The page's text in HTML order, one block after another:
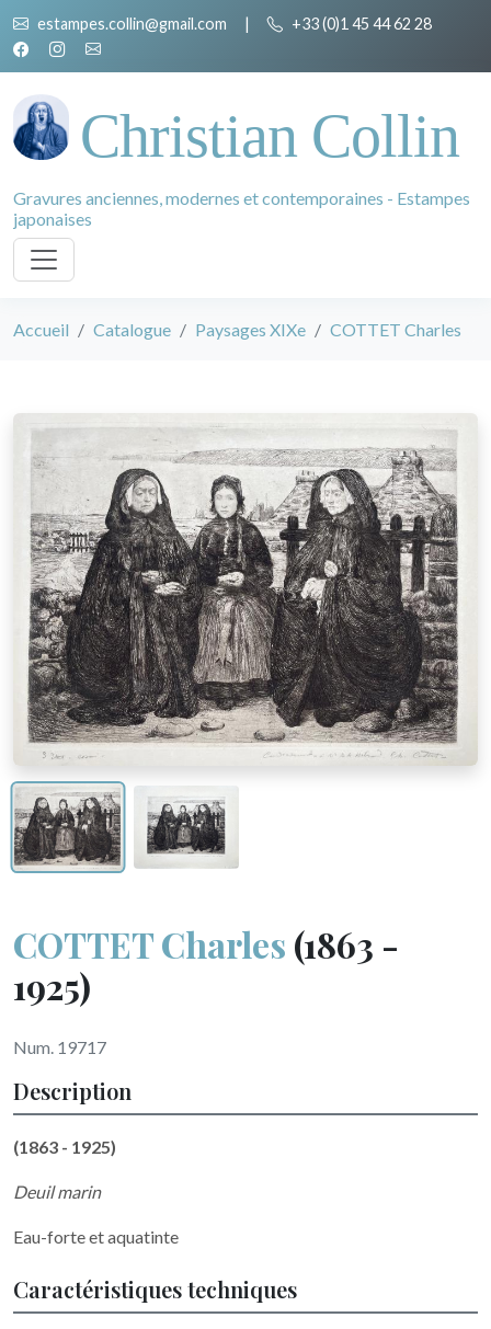
estampes.collin@gmail.com | +33 (0)1 45 44 62 28
Christian Collin
Gravures anciennes, modernes et contemporaines - Estampes
japonaises
Accueil Catalogue Paysages XIXe COTTET Charles
COTTET Charles (1863 -
1925)
Num. 19717
Description
(1863 - 1925)
Deuil marin
Eau-forte et aquatinte
Caractéristiques techniques